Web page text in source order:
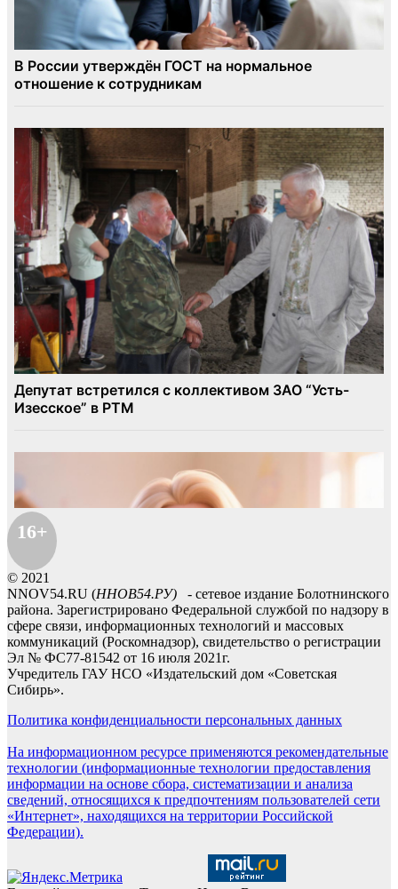
16+
© 2021
NNOV54.RU (ННОВ54.РУ) - сетевое издание Болотнинского
района. Зарегистрировано Федеральной службой по надзору в
сфере связи, информационных технологий и массовых
коммуникаций (Роскомнадзор), свидетельство о регистрации
Эл № ФС77-81542 от 16 июля 2021г.
Учредитель ГАУ НСО «Издательский дом «Советская
Сибирь».
Политика конфиденциальности персональных данных
На информационном ресурсе применяются рекомендательные
технологии (информационные технологии предоставления
информации на основе сбора, систематизации и анализа
сведений, относящихся к предпочтениям пользователей сети
«Интернет», находящихся на территории Российской
Федерации).